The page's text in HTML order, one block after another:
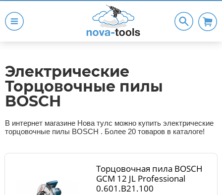
Электрические
Торцовочные пилы
BOSCH
В интернет магазине Нова тулс можно купить электрические
торцовочные пилы BOSCH . Более 20 товаров в каталоге!
Торцовочная пила BOSCH
GCM 12 JL Professional
0.601.B21.100